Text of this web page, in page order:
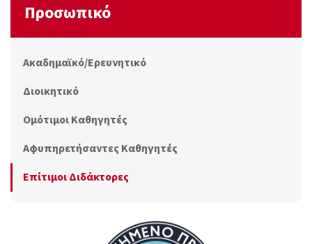
Προσωπικό
Ακαδημαϊκό/Ερευνητικό
Διοικητικό
Ομότιμοι Καθηγητές
Αφυπηρετήσαντες Καθηγητές
Επίτιμοι Διδάκτορες